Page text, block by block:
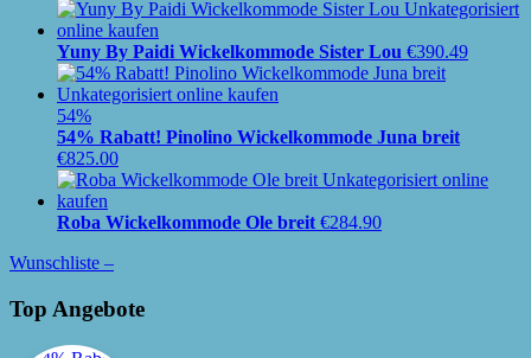
Yuny By Paidi Wickelkommode Sister Lou €390.49
54%
54% Rabatt! Pinolino Wickelkommode Juna breit
€825.00
Roba Wickelkommode Ole breit €284.90
Wunschliste –
Top Angebote